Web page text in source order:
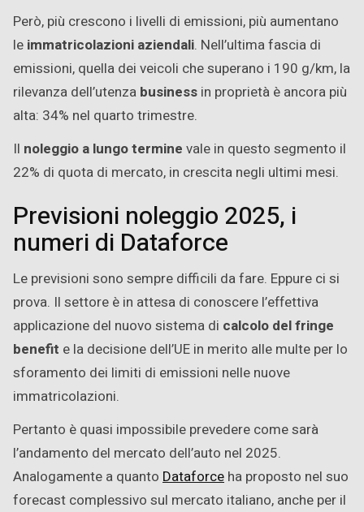
Però, più crescono i livelli di emissioni, più aumentano
le immatricolazioni aziendali. Nell’ultima fascia di
emissioni, quella dei veicoli che superano i 190 g/km, la
rilevanza dell’utenza business in proprietà è ancora più
alta: 34% nel quarto trimestre.
Il noleggio a lungo termine vale in questo segmento il
22% di quota di mercato, in crescita negli ultimi mesi.
Previsioni noleggio 2025, i
numeri di Dataforce
Le previsioni sono sempre difficili da fare. Eppure ci si
prova. Il settore è in attesa di conoscere l’effettiva
applicazione del nuovo sistema di calcolo del fringe
benefit e la decisione dell’UE in merito alle multe per lo
sforamento dei limiti di emissioni nelle nuove
immatricolazioni.
Pertanto è quasi impossibile prevedere come sarà
l’andamento del mercato dell’auto nel 2025.
Analogamente a quanto Dataforce ha proposto nel suo
forecast complessivo sul mercato italiano, anche per il